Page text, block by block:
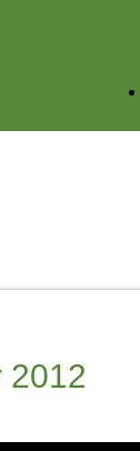
2012